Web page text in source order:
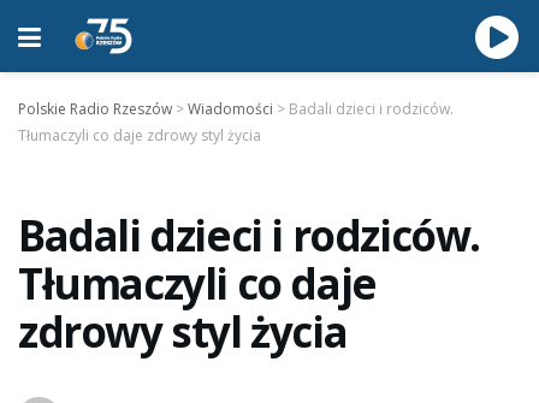
Polskie Radio Rzeszów >Wiadomości > Badali dzieci i rodziców.
Tłumaczyli co daje zdrowy styl życia
Badali dzieci i rodziców.
Tłumaczyli co daje
zdrowy styl życia